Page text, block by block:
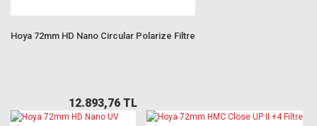
Hoya 72mm HD Nano Circular Polarize Filtre
12.893,76 TL